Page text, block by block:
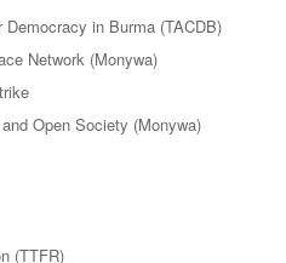
in Burma (TACDB)
Network (Monywa)
Open Society (Monywa)
(TTFR)